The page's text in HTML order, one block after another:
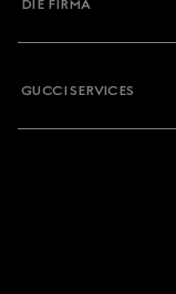
DIE FIRMA
GUCCI SERVICES